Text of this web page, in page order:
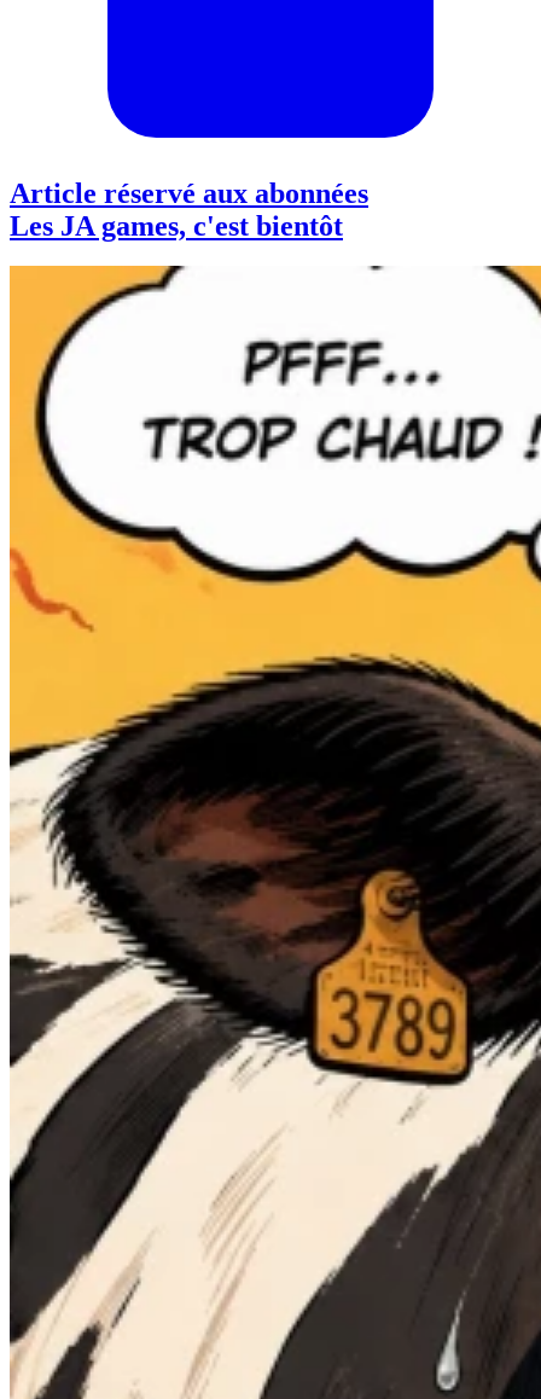
Article réservé aux abonnées
Les JA games, c'est bientôt